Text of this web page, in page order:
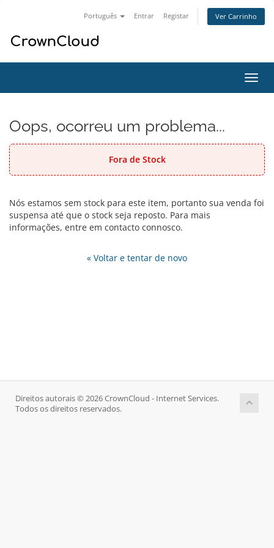
Português Entrar Registar Ver Carrinho
Oops, ocorreu um problema...
Fora de Stock
Nós estamos sem stock para este item, portanto sua venda foi
suspensa até que o stock seja reposto. Para mais
informações, entre em contacto connosco.
« Voltar e tentar de novo
Direitos autorais © 2026 CrownCloud - Internet Services.
Todos os direitos reservados.